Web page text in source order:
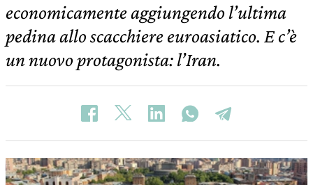
economicamente aggiungendo l’ultima
pedina allo scacchiere euroasiatico. E c’è
un nuovo protagonista: l’Iran.